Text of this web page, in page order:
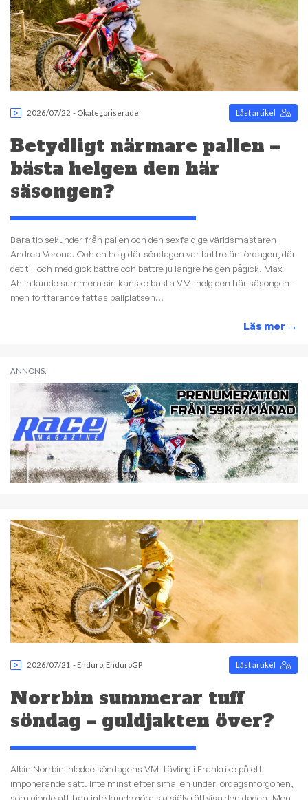
2026/07/22 - Okategoriserade Låst artikel
Betydligt närmare pallen –
bästa helgen den här
säsongen?
Bara tio sekunder från pallen och den sexfaldige världsmästaren
Andrea Verona. Och en helg där söndagen var bättre än lördagen, där
det till och med gick bättre och bättre ju längre helgen pågick. Max
Ahlin kunde summera sin kanske bästa VM–helg den här säsongen –
men fortfarande fattas pallplatsen...
Läs mer →
ANNONS:
2026/07/21 - Enduro EnduroGP Låst artikel
Norrbin summerar tuff
söndag – guldjakten över?
Albin Norrbin inledde söndagens VM–tävling i Frankrike på ett
imponerande sätt. Inte minst efter smällen under lördagsmorgonen,